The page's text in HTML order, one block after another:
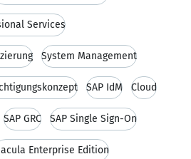
Services
System Management
SAP IdM Cloud
SAP GRC SAP Single Sign-On
Enterprise Edition